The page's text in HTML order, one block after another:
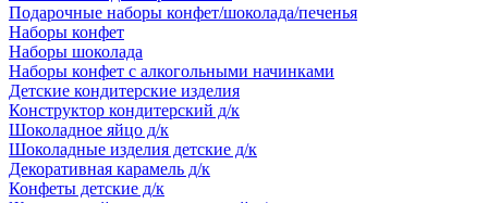
Подарочные наборы конфет/шоколада/печенья
Наборы конфет
Наборы шоколада
Наборы конфет с алкогольными начинками
Детские кондитерские изделия
Конструктор кондитерский д/к
Шоколадное яйцо д/к
Шоколадные изделия детские д/к
Декоративная карамель д/к
Конфеты детские д/к